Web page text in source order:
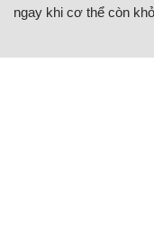
ngay khi cơ thể còn